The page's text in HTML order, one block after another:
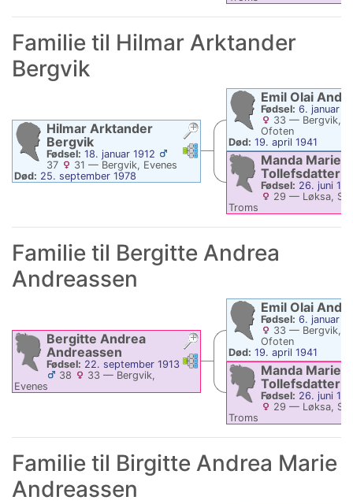
Familie til Hilmar Arktander
Bergvik
LinkerLinker
Hilmar Arktander
Bergvik
Fødsel: 18. januar 1912
37
31 — Bergvik, Evenes
Død: 25. september 1978
Emil Olai
Fødsel: 6. januar
33— Bergvik,
Ofoten
Død: 19. april 1941
Manda Marie
Tollefsdatter
Fødsel: 26. juni
29 — Løksa,
Troms
Familie til Bergitte Andrea
Andreassen
LinkerLinker
Bergitte Andrea
Andreassen
Fødsel: 22. september 1913
38
33— Bergvik,
Evenes
Emil Olai
Fødsel: 6. januar
33— Bergvik,
Ofoten
Død: 19. april 1941
Manda Marie
Tollefsdatter
Fødsel: 26. juni
29 — Løksa,
Troms
Familie til Birgitte Andrea Marie
Andreassen